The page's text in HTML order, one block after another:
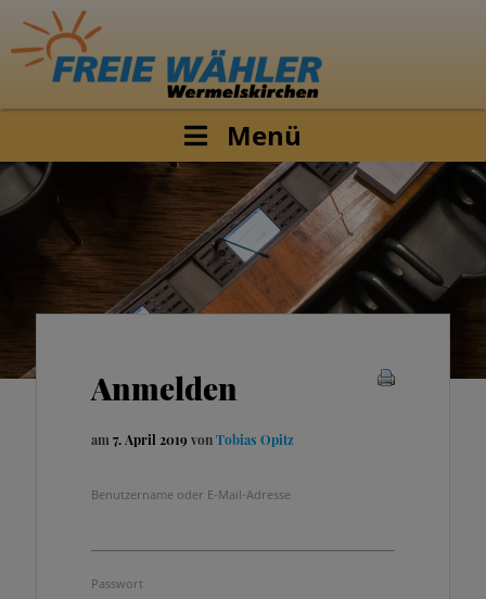
Menü
Anmelden
am 7. April 2019 vonTobias Opitz
Benutzername oder E-Mail-Adresse
Passwort